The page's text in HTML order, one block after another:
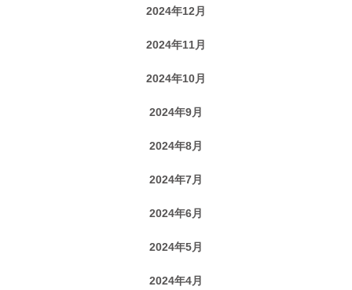
2024年12月
2024年11月
2024年10月
2024年9月
2024年8月
2024年7月
2024年6月
2024年5月
2024年4月